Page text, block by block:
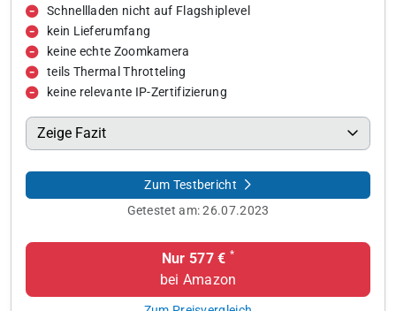
Schnellladen nicht auf Flagshiplevel
kein Lieferumfang
keine echte Zoomkamera
teils Thermal Throtteling
keine relevante IP-Zertifizierung
Zeige Fazit
Zum Testbericht
Getestet am:26.07.2023
Nur 577 € *
bei Amazon